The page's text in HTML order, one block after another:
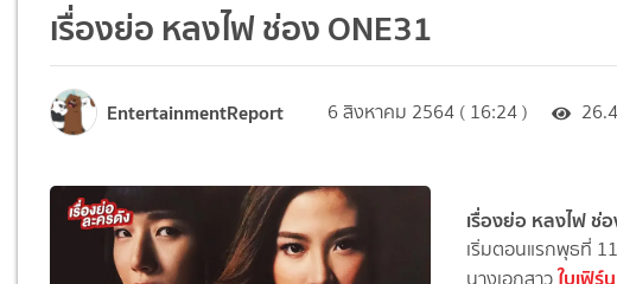
เรื่องย่อ หลงไฟ ช่อง ONE31
EntertainmentReport 6 สิงหาคม 2564 ( 16:24 )
เรื่องย่อ หลงไฟ ช่
เริ่มตอนแรกพุธที่